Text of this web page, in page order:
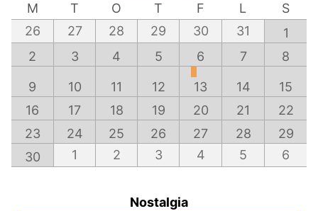
M
T O T F L
S
26
27 28 29 30 31
1
2
3 4 5 6 7 8
9 10 11 12 13 14
15
16
17 18 19 20 21
22
23
24 25 26 27 28
29
30
1 2 3 4 5 6
Nostalgia